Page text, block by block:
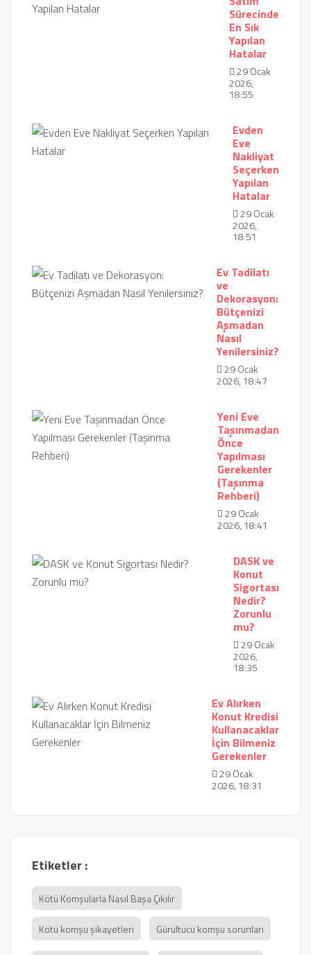
Sürecinde
En Sık
Yapılan
Hatalar
29 Ocak
2026,
18:55
Evden
Eve
Nakliyat
Seçerken
Yapılan
Hatalar
29 Ocak
2026,
18:51
Ev Tadilatı
ve
Dekorasyon:
Bütçenizi
Aşmadan
Nasıl
Yenilersiniz?
29 Ocak
2026, 18:47
Yeni Eve
Taşınmadan
Önce
Yapılması
Gerekenler
(Taşınma
Rehberi)
29 Ocak
2026, 18:41
DASK ve
Konut
Sigortası
Nedir?
Zorunlu
mu?
29 Ocak
2026,
18:35
Ev Alırken
Konut Kredisi
Kullanacaklar
İçin Bilmeniz
Gerekenler
29 Ocak
2026, 18:31
Etiketler :
Kötü Komşularla Nasıl Başa Çıkılır
Kötü komşu şikayetleri Gürültücü komşu sorunları